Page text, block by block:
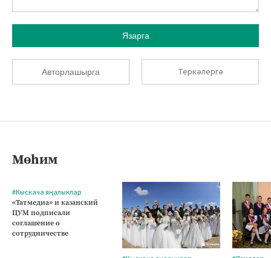
Язарга
Авторлашырга Теркәлергә
Мөһим
#Кыскача яңалыклар
«Татмедиа» и казанский
ЦУМ подписали
соглашение о
сотрудничестве